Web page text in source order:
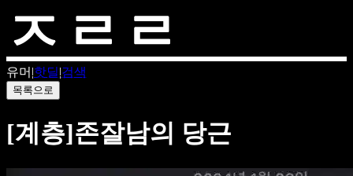
유머 |핫딜|검색
목록으로
[계층]존잘남의 당근